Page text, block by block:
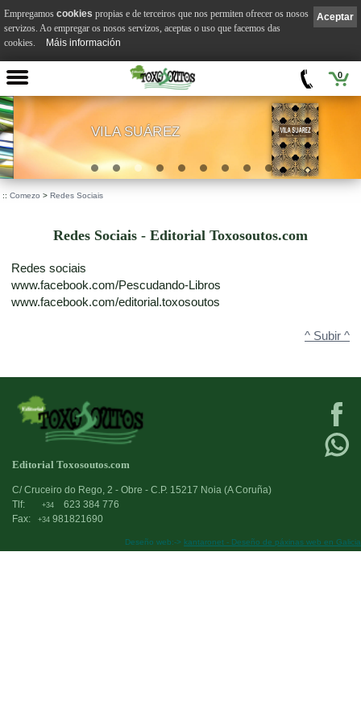
0
VILA SUÁREZ
:: Comezo > Redes Sociais
Redes Sociais - Editorial Toxosoutos.com
Redes sociais
www.facebook.com/Pescudando-Libros
www.facebook.com/editorial.toxosoutos
^ Subir ^
Editorial Toxosoutos.com
C/ Cruceiro do Rego, 2 - Obre - C.P. 15217 Noia (A Coruña)
Tlf:
+34
623 384 776
Fax:
+34 981821690
Deseño web:-> kantaronet - Deseño de páxinas web en Galicia
Aceptar
Empregamos cookies propias e de terceiros que nos permiten ofrecer os nosos
servizos. Ao empregar os nosos servizos, aceptas o uso que facemos das
cookies.
Máis información